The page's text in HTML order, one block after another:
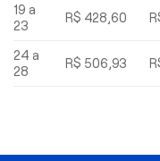
19 a
23
R$ 428,60
24 a
28
R$ 506,93